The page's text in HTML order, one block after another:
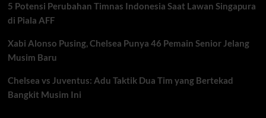
5 Potensi Perubahan Timnas Indonesia Saat Lawan Singapura
di Piala AFF
Xabi Alonso Pusing, Chelsea Punya 46 Pemain Senior Jelang
Musim Baru
Chelsea vs Juventus: Adu Taktik Dua Tim yang Bertekad
Bangkit Musim Ini